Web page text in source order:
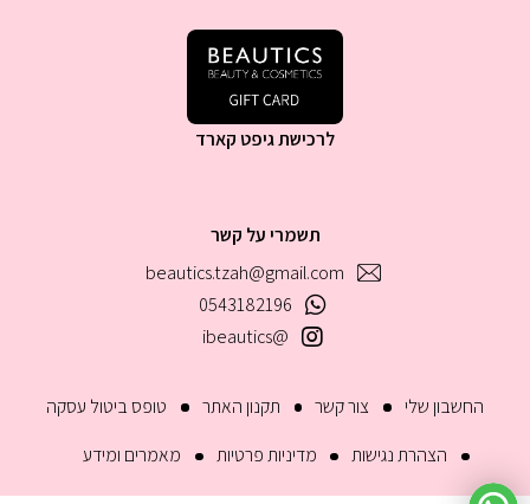
החשבון שלי צור קשר תקנון האתר
טופס ביטול עסקה
הצהרת נגישות
מדיניות פרטיות מאמרים ומידע
תשמרי על קשר
beautics.tzah@gmail.com
0543182196
@ibeautics
לרכישת גיפט קארד